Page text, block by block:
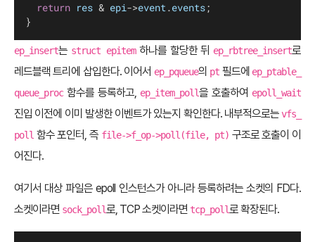
return res & epi->event.events;
}
ep_insert는 struct epitem하나를 할당한 뒤 ep_rbtree_insert로
레드블랙 트리에 삽입한다. 이어서 ep_pqueue의 pt 필드에 ep_ptable_
queue_proc함수를 등록하고, ep_item_poll을 호출하여 epoll_wait
진입 이전에 이미 발생한 이벤트가 있는지 확인한다. 내부적으로는vfs_
poll 함수 포인터, 즉 file->f_op->poll(file, pt) 구조로 호출이 이
어진다.
여기서 대상 파일은 epoll 인스턴스가 아니라 등록하려는 소켓의 FD다.
소켓이라면 sock_poll로, TCP 소켓이라면 tcp_poll로 확장된다.